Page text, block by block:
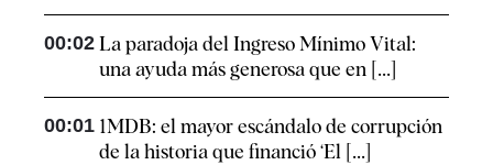
00:02 La paradoja del Ingreso Mínimo Vital:
una ayuda más generosa que en [...]
00:01 1MDB: el mayor escándalo de corrupción
de la historia que financió ‘El [...]